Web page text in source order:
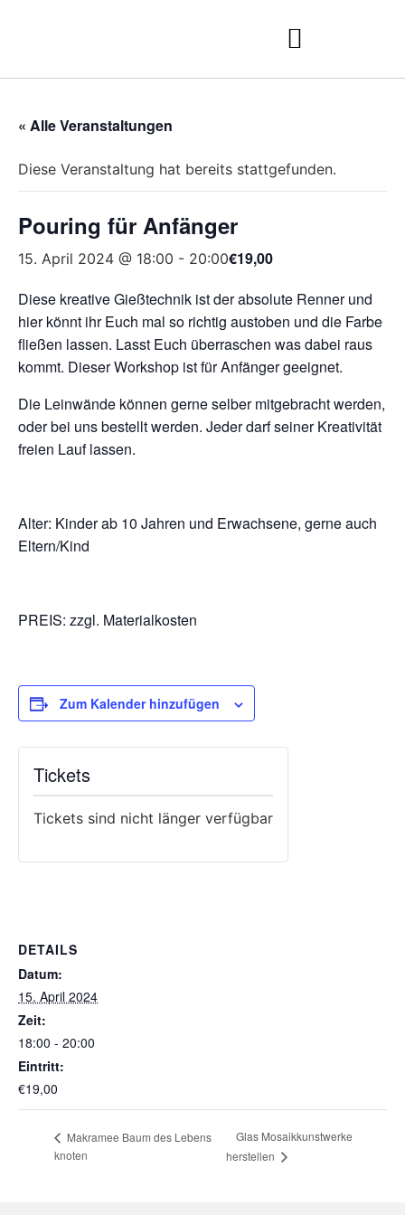
« Alle Veranstaltungen
Diese Veranstaltung hat bereits stattgefunden.
Pouring für Anfänger
15. April 2024 @ 18:00 - 20:00€19,00
Diese kreative Gießtechnik ist der absolute Renner und
hier könnt ihr Euch mal so richtig austoben und die Farbe
fließen lassen. Lasst Euch überraschen was dabei raus
kommt. Dieser Workshop ist für Anfänger geeignet.
Die Leinwände können gerne selber mitgebracht werden,
oder bei uns bestellt werden. Jeder darf seiner Kreativität
freien Lauf lassen.
Alter: Kinder ab 10 Jahren und Erwachsene, gerne auch
Eltern/Kind
PREIS: zzgl. Materialkosten
Zum Kalender hinzufügen
DETAILS
Datum:
15. April 2024
Zeit:
18:00 - 20:00
Eintritt:
€19,00
Tickets
Tickets sind nicht länger verfügbar
Makramee Baum des Lebens
knoten
Glas Mosaikkunstwerke
herstellen